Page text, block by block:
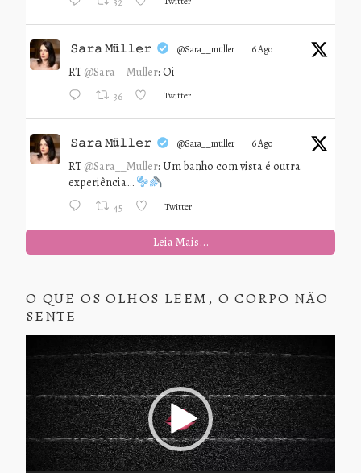
𝚂𝚊𝚛𝚊 𝙼ü𝚕𝚕𝚎𝚛 @sara__muller · 6 Ago
RT @Sara__Muller: Oi
36 Twitter
𝚂𝚊𝚛𝚊 𝙼ü𝚕𝚕𝚎𝚛 @sara__muller · 6 Ago
RT @Sara__Muller: Um banho com vista é outra
experiência…
45 Twitter
Leia Mais...
O QUE OS OLHOS LEEM, O CORPO NÃO
SENTE
de
vídeo